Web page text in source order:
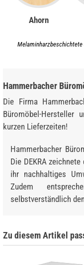
Ahorn
Melaminharzbeschichtete
Hammerbacher
Die Firma
Büromöbel-
kurzen Lieferzeiten!
Hammerbacher
Die DEKRA
ihr nachhaltiges
Zudem
selbstverständlich
Zu diesem Artikel